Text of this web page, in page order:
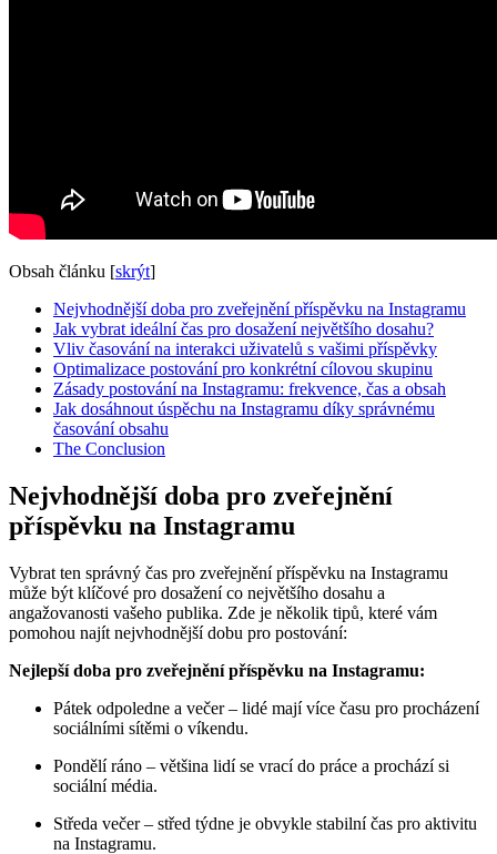
Obsah článku [skrýt]
Nejvhodnější doba pro zveřejnění příspěvku na Instagramu
Jak vybrat ideální čas pro dosažení největšího dosahu?
Vliv časování na interakci uživatelů s vašimi příspěvky
Optimalizace postování pro konkrétní cílovou skupinu
Zásady postování na Instagramu: frekvence, čas a obsah
Jak dosáhnout úspěchu na Instagramu díky správnému
časování obsahu
The Conclusion
Nejvhodnější doba pro zveřejnění
příspěvku na Instagramu
Vybrat ten správný čas pro zveřejnění příspěvku na Instagramu
může být klíčové pro dosažení co největšího dosahu a
angažovanosti vašeho publika. Zde je několik tipů, které vám
pomohou najít nejvhodnější dobu pro postování:
Nejlepší doba pro zveřejnění příspěvku na Instagramu:
Pátek odpoledne a večer – lidé mají více času pro procházení
sociálními sítěmi o víkendu.
Pondělí ráno – většina lidí se vrací do práce a prochází si
sociální média.
Středa večer – střed týdne je obvykle stabilní čas pro aktivitu
na Instagramu.